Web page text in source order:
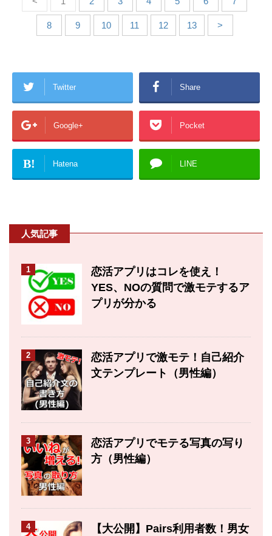
8 9 10 11 12 13 >
Twitter Share
Google+ Pocket
B! Hatena LINE
人気記事
1
恋活アプリはコレを使え！
YES、NOの質問で激モテするア
プリが分かる
2
恋活アプリで激モテ！自己紹介
文テンプレート（男性編）
3
恋活アプリでモテる写真の写り
方（男性編）
4
【大公開】Pairs利用者数！男女